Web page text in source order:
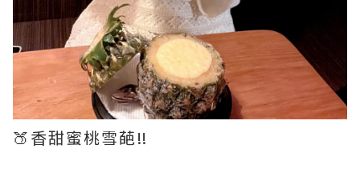
🍑香甜蜜桃雪葩‼️